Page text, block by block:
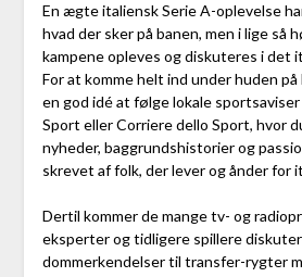
En ægte italiensk Serie A-oplevelse
hvad der sker på banen, men i lige så
kampene opleves og diskuteres i det
For at komme helt ind under huden
en god idé at følge lokale
Sport eller Corriere dello Sport, hvor
nyheder, baggrundshistorier og
skrevet af folk, der lever og ånder for
Dertil kommer de mange tv- og
eksperter og tidligere spillere
dommerkendelser til transfer-rygter